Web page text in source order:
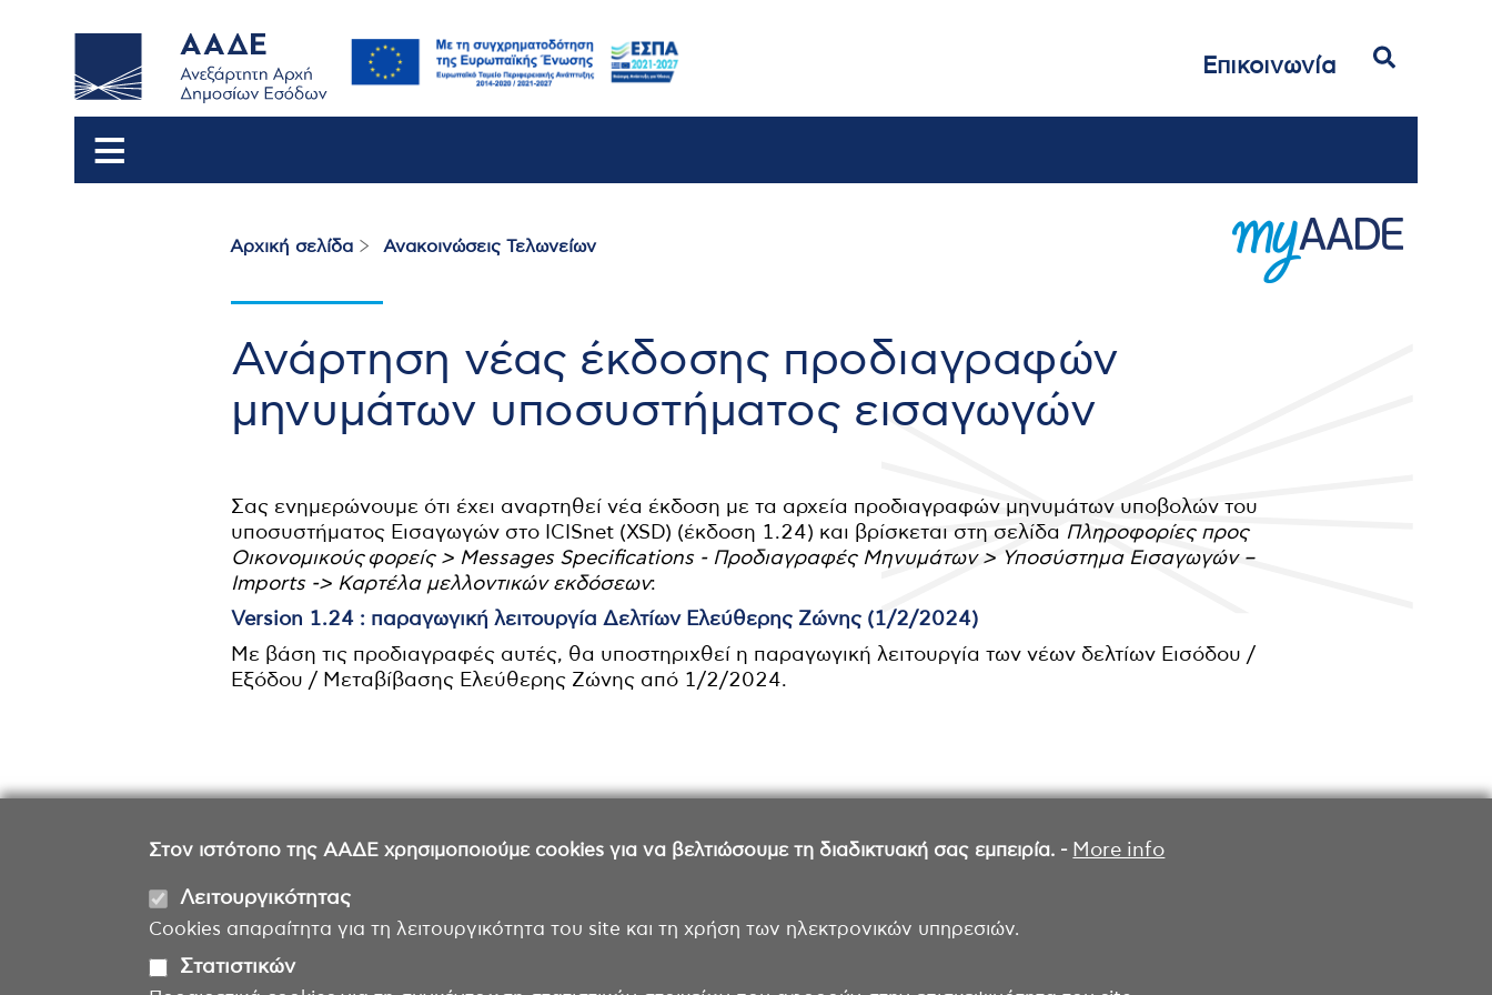
Στον ιστότοπο της ΑΑΔΕ χρησιμοποιούμε cookies για να βελτιώσουμε τη διαδικτυακή σας εμπειρία. - More info
Λειτουργικότητας
Cookies απαραίτητα για τη λειτουργικότητα του site και τη χρήση των ηλεκτρονικών υπηρεσιών.
Στατιστικών
Επικοινωνία
Breadcrumb
Αρχική σελίδα Ανακοινώσεις Τελωνείων
Ανάρτηση νέας έκδοσης προδιαγραφών
μηνυμάτων υποσυστήματος εισαγωγών
Σας ενημερώνουμε ότι έχει αναρτηθεί νέα έκδοση με τα αρχεία προδιαγραφών μηνυμάτων υποβολών του
υποσυστήματος Εισαγωγών στο ICISnet (XSD) (έκδοση 1.24) και βρίσκεται στη σελίδα Πληροφορίες προς
Οικονομικούς φορείς > Messages Specifications - Προδιαγραφές Μηνυμάτων > Υποσύστημα Εισαγωγών –
Imports -> Καρτέλα μελλοντικών εκδόσεων:
Version 1.24 : παραγωγική λειτουργία Δελτίων Ελεύθερης Ζώνης (1/2/2024)
Με βάση τις προδιαγραφές αυτές, θα υποστηριχθεί η παραγωγική λειτουργία των νέων δελτίων Εισόδου /
Εξόδου / Μεταβίβασης Ελεύθερης Ζώνης από 1/2/2024.